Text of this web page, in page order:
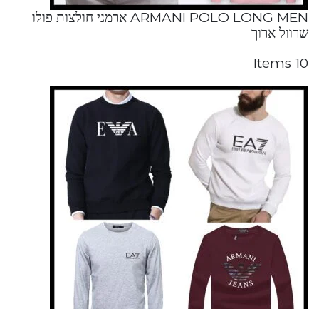
ARMANI POLO LONG MEN ארמני חולצות פולו
שרוול ארוך
10 Items